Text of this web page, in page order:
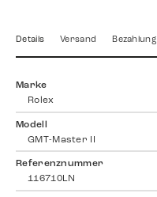
Details Versand Bezahlung
Marke
Rolex
Modell
GMT-Master II
Referenznummer
116710LN